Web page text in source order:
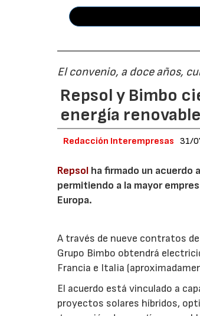
El convenio, a doce años,
Repsol y Bimbo
energía
Redacción Interempresas 31/
Repsol ha firmado un acuerdo
permitiendo a la mayor
Europa.
A través de nueve contratos
Grupo Bimbo obtendrá
Francia e Italia
El acuerdo está vinculado a
proyectos solares híbridos,